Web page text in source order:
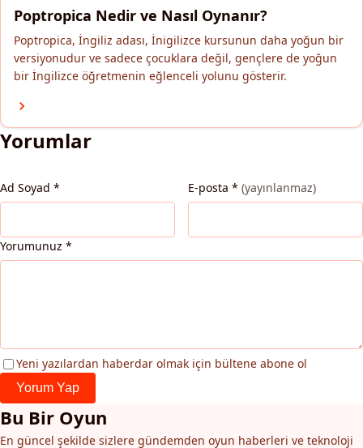
Poptropica Nedir ve Nasıl Oynanır?
Poptropica, İngiliz adası, İnigilizce kursunun daha yoğun bir
versiyonudur ve sadece çocuklara değil, gençlere de yoğun
bir İngilizce öğretmenin eğlenceli yolunu gösterir.
Yorumlar
Ad Soyad * E-posta * (yayınlanmaz)
Yorumunuz *
Yeni yazılardan haberdar olmak için bültene abone ol
Yorum Yap
Bu Bir Oyun
En güncel şekilde sizlere gündemden oyun haberleri ve teknoloji